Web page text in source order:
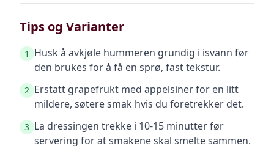
Tips og Varianter
1
Husk å avkjøle hummeren grundig i isvann før
den brukes for å få en sprø, fast tekstur.
2 Erstatt grapefrukt med appelsiner for en litt
mildere, søtere smak hvis du foretrekker det.
3 La dressingen trekke i 10-15 minutter før
servering for at smakene skal smelte sammen.